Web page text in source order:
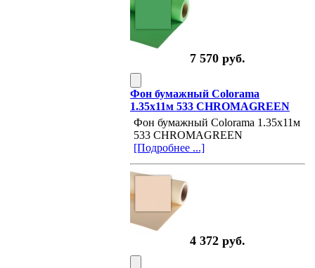
7 570 руб.
Фон бумажный Colorama
1.35х11м 533 CHROMAGREEN
Фон бумажный Colorama 1.35х11м
533 CHROMAGREEN
[Подробнее ...]
4 372 руб.